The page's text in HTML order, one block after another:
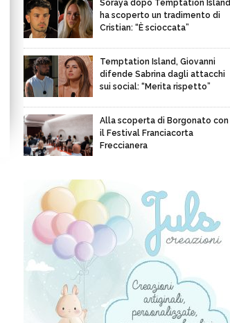
Soraya dopo Temptation Island
ha scoperto un tradimento di
Cristian: “È scioccata”
Temptation Island, Giovanni
difende Sabrina dagli attacchi
sui social: “Merita rispetto”
Alla scoperta di Borgonato con
il Festival Franciacorta
Freccianera